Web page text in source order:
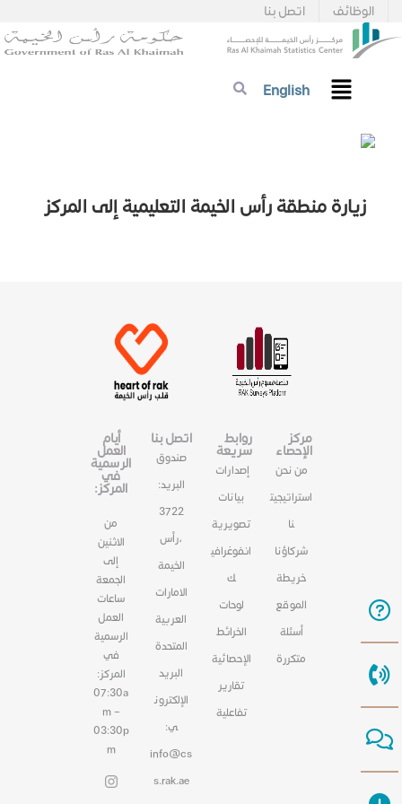
اتصل بنا الوظائف
English
زيارة منطقة رأس الخيمة التعليمية إلى المركز
مركز
الإحصاء
من نحن
استراتيجيت
نا
شركاؤنا
خريطة
الموقع
أسئلة
متكررة
روابط
سريعة
إصدارات
بيانات
تصويرية
انفوغرافي
ك
لوحات
الخرائط
الإحصائية
تقارير
تفاعلية
اتصل بنا
صندوق
البريد:
3722
،رأس
الخيمة
الامارات
العربية
المتحدة
البريد
الإلكترون
ي:
info@cs
s.rak.ae
أيام
العمل
الرسمية
في
المركز:
من
الاثنين
إلى
الجمعة
ساعات
العمل
الرسمية
في
المركز:
07:30a
m –
03:30p
m